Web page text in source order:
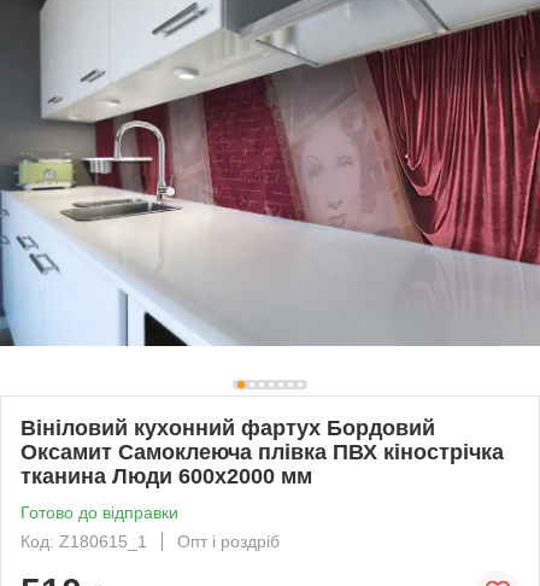
Вініловий кухонний фартух Бордовий
Оксамит Самоклеюча плівка ПВХ кінострічка
тканина Люди 600х2000 мм
Готово до відправки
Код: Z180615_1
Опт і роздріб